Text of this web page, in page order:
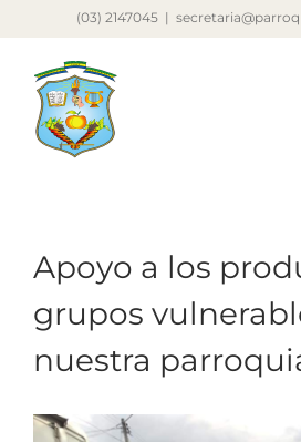
contenido
(03) 2147045 |
Apoyo a los
grupos
nuestra